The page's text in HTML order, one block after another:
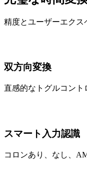
精度とユーザーエクス
双方向変換
直感的なトグルコント
スマート入力認識
コロンあり、なし、